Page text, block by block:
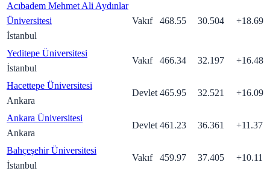
Acıbadem Mehmet Ali Aydınlar
Üniversitesi
İstanbul
Vakıf 468.55 30.504 +18.69
Yeditepe Üniversitesi
İstanbul
Vakıf 466.34 32.197 +16.48
Hacettepe Üniversitesi
Ankara
Devlet 465.95 32.521 +16.09
Ankara Üniversitesi
Ankara
Devlet 461.23 36.361 +11.37
Bahçeşehir Üniversitesi
İstanbul
Vakıf 459.97 37.405 +10.11